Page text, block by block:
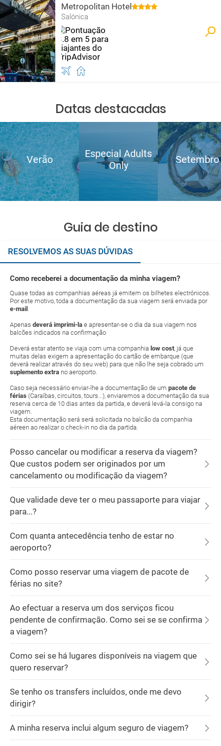
Metropolitan Hotel
Salónica
Datas destacadas
Verão
Especial Adults
Only
Setembro
Guia de destino
RESOLVEMOS AS SUAS DÚVIDAS
Como receberei a documentação da minha viagem?
Quase todas as companhias aéreas já emitem os bilhetes electrónicos.
Por este motivo, toda a documentação da sua viagem será enviada por
e-mail .
Apenas deverá imprimi-la e apresentar-se o dia da sua viagem nos
balcões indicados na confirmação
Deverá estar atento se viaja com uma companhia low cost, já que
muitas delas exigem a apresentação do cartão de embarque (que
deverá realizar através do seu web) para que não lhe seja cobrado um
suplemento extra no aeroporto.
Caso seja necessário enviar-lhe a documentação de um pacote de
férias (Caraíbas, circuitos, tours...), enviaremos a documentação da sua
reserva cerca de 10 dias antes da partida, e deverá levá-la consigo na
viagem.
Esta documentação será será solicitada no balcão da companhia
aéreen ao realizar o check-in no dia da partida.
Posso cancelar ou modificar a reserva da viagem?
Que custos podem ser originados por um
cancelamento ou modificação da viagem?
Que validade deve ter o meu passaporte para viajar
para...?
Com quanta antecedência tenho de estar no
aeroporto?
Como posso reservar uma viagem de pacote de
férias no site?
Ao efectuar a reserva um dos serviços ficou
pendente de confirmação. Como sei se se confirma
a viagem?
Como sei se há lugares disponíveis na viagem que
quero reservar?
Se tenho os transfers incluídos, onde me devo
dirigir?
A minha reserva inclui algum seguro de viagem?